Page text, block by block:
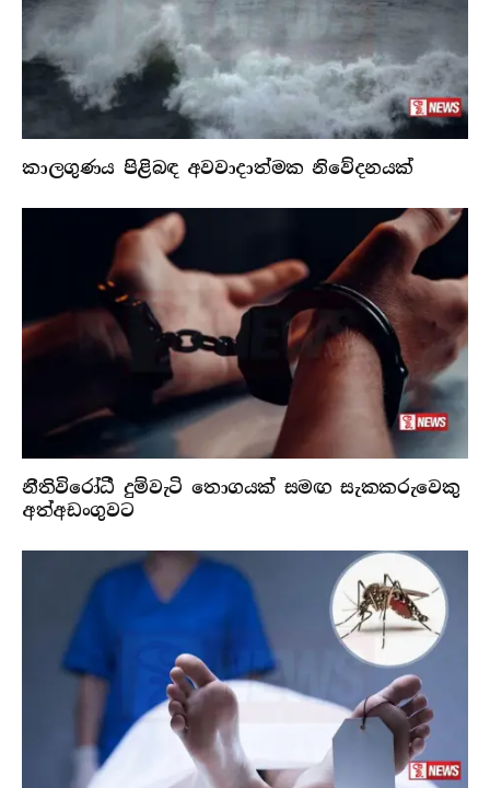
කාලගුණය පිළිබඳ අවවාදාත්මක නිවේදනයක්
නීතිවිරෝධී දුම්වැටි තොගයක් සමඟ සැකකරුවෙකු
අත්අඩංගුවට